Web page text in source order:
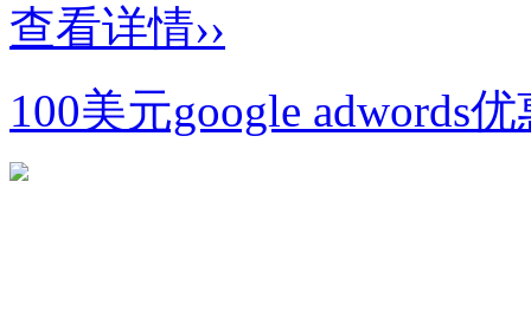
查看详情››
100美元google adwords